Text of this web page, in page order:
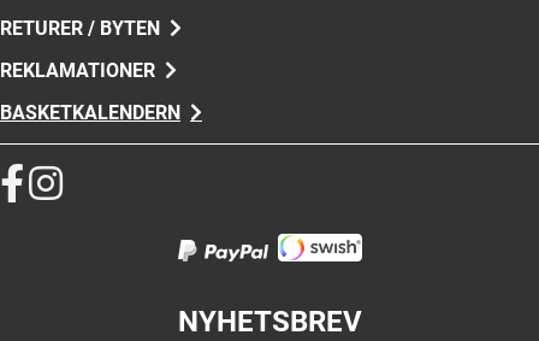
RETURER / BYTEN
REKLAMATIONER
BASKETKALENDERN
NYHETSBREV